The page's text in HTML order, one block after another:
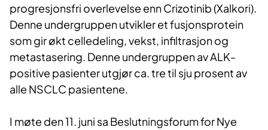
progresjonsfri overlevelse enn Crizotinib (Xalkori).
Denne undergruppen utvikler et fusjonsprotein
som gir økt celledeling, vekst, infiltrasjon og
metastasering. Denne undergruppen av ALK-
positive pasienter utgjør ca. tre til sju prosent av
alle NSCLC pasientene.
I møte den 11. juni sa Beslutningsforum for Nye